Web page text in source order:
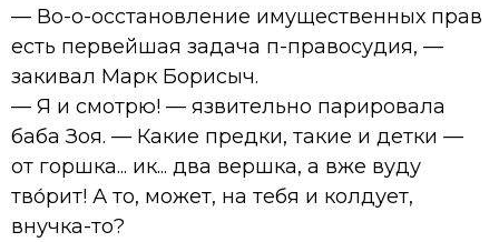
— Во-о-осстановление имущественных прав
есть первейшая задача п-правосудия, —
закивал Марк Борисыч.
— Я и смотрю! — язвительно парировала
баба Зоя. — Какие предки, такие и детки —
от горшка... ик... два вершка, а вже вуду
тво́рит! А то, может, на тебя и колдует,
внучка-то?